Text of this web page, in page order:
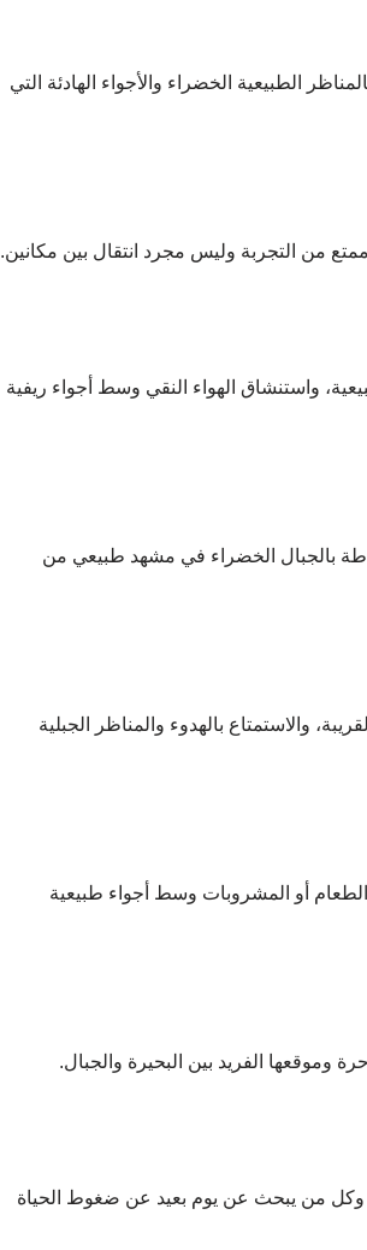
الطبيعية الخضراء والأجواء الهادئة التي
من التجربة وليس مجرد انتقال بين مكانين.
واستنشاق الهواء النقي وسط أجواء ريفية
بالجبال الخضراء في مشهد طبيعي من
والاستمتاع بالهدوء والمناظر الجبلية
أو المشروبات وسط أجواء طبيعية
وموقعها الفريد بين البحيرة والجبال.
وكل من يبحث عن يوم بعيد عن ضغوط الحياة